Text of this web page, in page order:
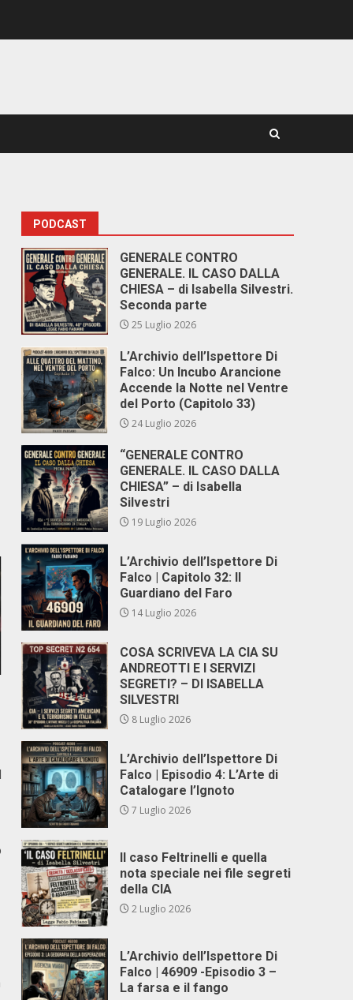
PODCAST
GENERALE CONTRO
GENERALE. IL CASO DALLA
CHIESA – di Isabella Silvestri.
Seconda parte
25 Luglio 2026
L’Archivio dell’Ispettore Di
Falco: Un Incubo Arancione
Accende la Notte nel Ventre
del Porto (Capitolo 33)
24 Luglio 2026
“GENERALE CONTRO
GENERALE. IL CASO DALLA
CHIESA” – di Isabella
Silvestri
19 Luglio 2026
L’Archivio dell’Ispettore Di
Falco | Capitolo 32: Il
Guardiano del Faro
14 Luglio 2026
COSA SCRIVEVA LA CIA SU
ANDREOTTI E I SERVIZI
SEGRETI? – DI ISABELLA
SILVESTRI
8 Luglio 2026
L’Archivio dell’Ispettore Di
Falco | Episodio 4: L’Arte di
Catalogare l’Ignoto
7 Luglio 2026
Il caso Feltrinelli e quella
nota speciale nei file segreti
della CIA
2 Luglio 2026
L’Archivio dell’Ispettore Di
Falco | 46909 -Episodio 3 –
La farsa e il fango